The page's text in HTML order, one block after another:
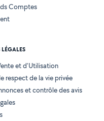
Comptes
et d'Utilisation
respect de la vie privée
et contrôle des avis